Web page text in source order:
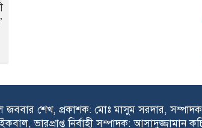
জববার শেখ, প্রকাশক: মোঃ মাসুম সরদার,
ভারপ্রাপ্ত নির্বাহী সম্পাদক: আসাদুজ্জামান